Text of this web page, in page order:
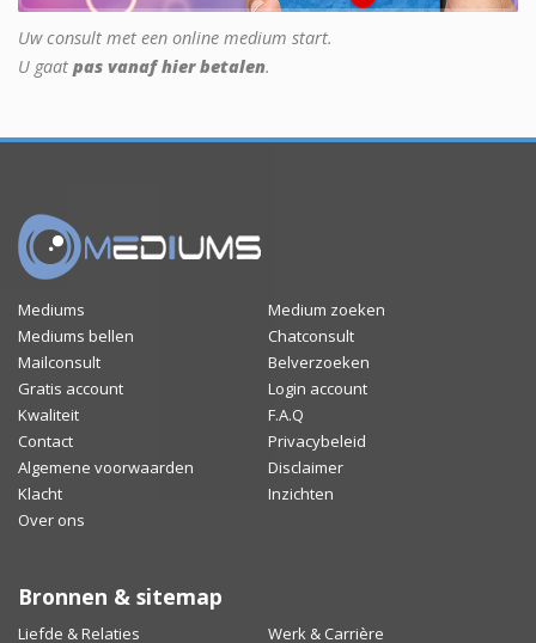
Uw consult met een online medium start.
U gaat pas vanaf hier betalen.
Mediums
Medium zoeken
Mediums bellen
Chatconsult
Mailconsult
Belverzoeken
Gratis account
Login account
Kwaliteit
F.A.Q
Contact
Privacybeleid
Algemene voorwaarden
Disclaimer
Klacht
Inzichten
Over ons
Bronnen & sitemap
Liefde & Relaties Werk & Carrière